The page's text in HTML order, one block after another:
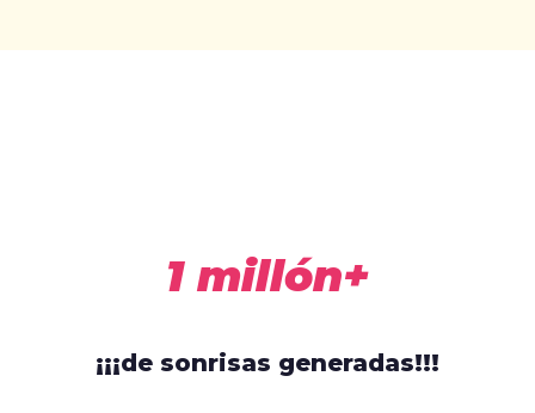
1 millón+
¡¡¡de sonrisas generadas!!!